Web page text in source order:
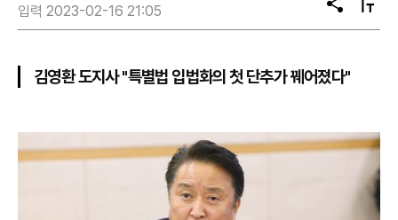
입력 2023-02-16 21:05
공
유
텍
스
김영환 도지사 "특별법 입법화의 첫 단추가 꿰어졌다"